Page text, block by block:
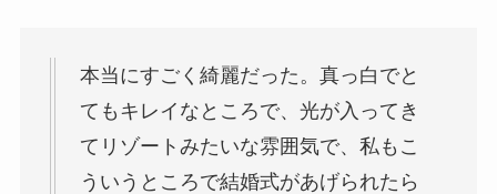
本当にすごく綺麗だった。真っ白でと
てもキレイなところで、光が入ってき
てリゾートみたいな雰囲気で、私もこ
ういうところで結婚式があげられたら